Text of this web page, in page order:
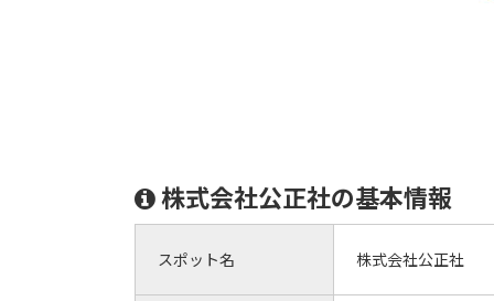
株式会社公正社の基本情報
スポット名 株式会社公正社